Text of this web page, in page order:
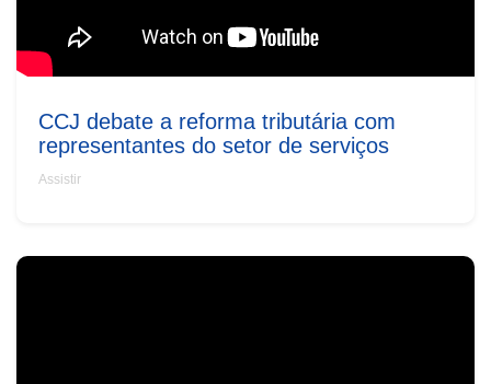
CCJ debate a reforma tributária com
representantes do setor de serviços
Assistir